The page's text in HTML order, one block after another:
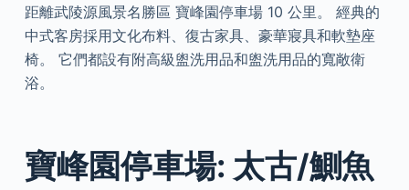
距離武陵源風景名勝區 寶峰園停車場 10 公里。 經典的
中式客房採用文化布料、復古家具、豪華寢具和軟墊座
椅。 它們都設有附高級盥洗用品和盥洗用品的寬敞衛
浴。
寶峰園停車場: 太古/鰂魚